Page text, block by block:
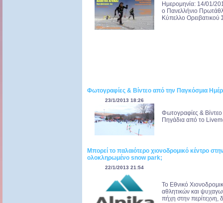
Ημερομηνία: 14/01/
ο Πανελλήνιο
Κύπελλο Ορειβατικού
Φωτογραφίες & Βίντεο από την Παγκόσμια
23/1/2013 18:26
Φωτογραφίες &
Πηγάδια από το
Μπορεί το παλαιότερο χιονοδρομικό κέντρο
ολοκληρωμένο snow park;
22/1/2013 21:54
Το Εθνικό
αθλητικών και
πήχη στην περίτεχνη,